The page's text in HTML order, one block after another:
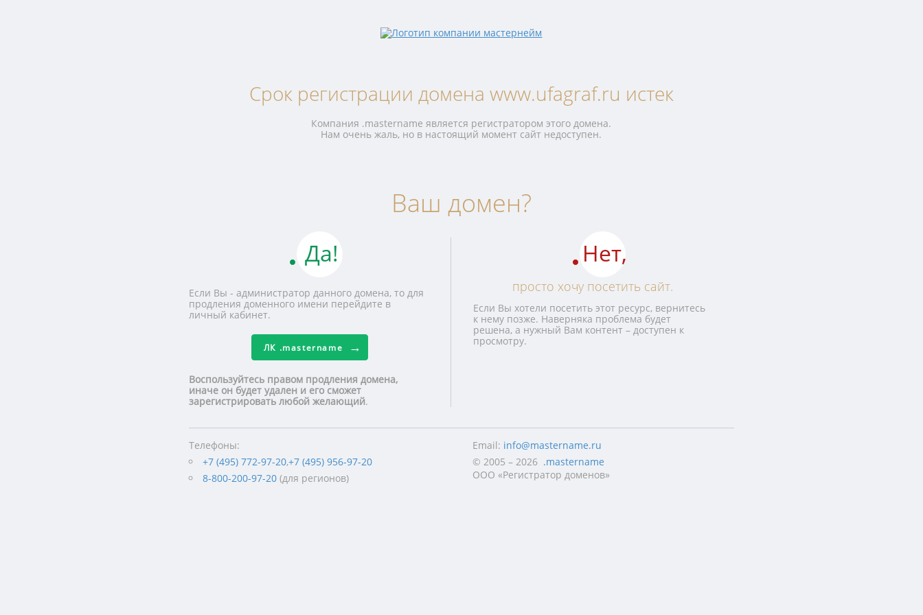
Срок регистрации домена www.ufagraf.ru истек
Компания .mastername является регистратором этого домена.
Нам очень жаль, но в настоящий момент сайт недоступен.
Ваш домен?
Да!
Если Вы - администратор данного домена, то для
продления доменного имени перейдите в
личный кабинет.
ЛК .mastername
Воспользуйтесь правом продления домена,
иначе он будет удален и его сможет
зарегистрировать любой желающий.
Нет,
просто хочу посетить сайт.
Если Вы хотели посетить этот ресурс, вернитесь
к нему позже. Наверняка проблема будет
решена, а нужный Вам контент – доступен к
просмотру.
Телефоны:
+7 (495) 772-97-20,+7 (495) 956-97-20
8-800-200-97-20 (для регионов)
Email: info@mastername.ru
© 2005 – 2026 .mastername
ООО «Регистратор доменов»